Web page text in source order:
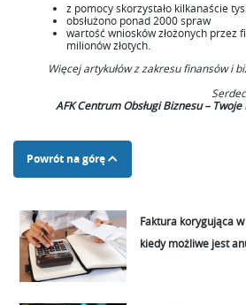
z pomocy skorzystało kilkanaście
obsłużono ponad 2000 spraw
wartość wniosków złożonych przez
milionów złotych.
Więcej artykułów z zakresu finansów i
AFK Centrum Obsługi Biznesu – Twoje
Powrót na górę
Faktura korygująca
kiedy możliwe jest